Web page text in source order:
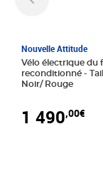
Nouvelle Attitude
Vélo électrique du
reconditionné - Taille normale -
Noir/ Rouge
1 490,00€